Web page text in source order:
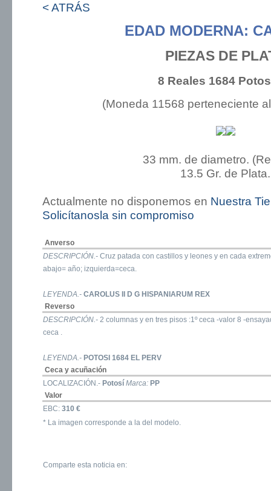
< ATRÁS
EDAD MODERNA:
PIEZAS DE
8 Reales 1684
(Moneda 11568 perteneciente
33 mm. de diametro.
13.5 Gr. de Plata.
Actualmente no disponemos en Nuestra
Solicítanosla sin compromiso
Anverso
DESCRIPCIÓN.- Cruz patada con castillos y leones y en cada
abajo= año; izquierda=ceca.
LEYENDA.- CAROLUS II D G HISPANIARUM REX
Reverso
DESCRIPCIÓN.- 2 columnas y en tres pisos :1º ceca -valor 8 -
ceca .
LEYENDA.- POTOSI 1684 EL PERV
Ceca y acuñación
LOCALIZACIÓN.- Potosí Marca: PP
Valor
EBC: 310 €
* La imagen corresponde a la del modelo.
Comparte esta noticia en: